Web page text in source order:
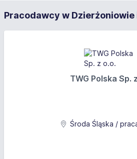
nieskomplikowanych maszyn i
produkcyjnej. Wykonywanie pracy
celów produkcyjnych i
przepisów BHP. Dbałość o
Wymagania
Pracodawcy w Dzierżoniowie
TWG Polska Sp.
Środa Śląska /